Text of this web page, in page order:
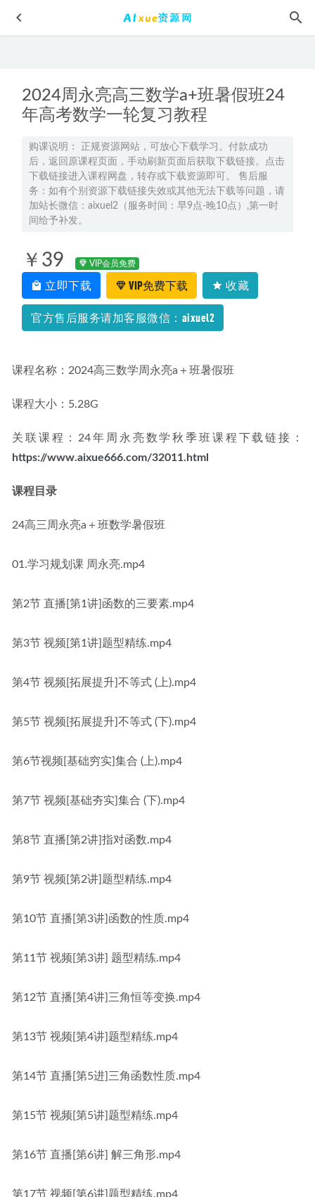
2024周永亮高三数学a+班暑假班24
年高考数学一轮复习教程
购课说明： 正规资源网站，可放心下载学习。付款成功
后，返回原课程页面，手动刷新页面后获取下载链接。点击
下载链接进入课程网盘，转存或下载资源即可。 售后服
务：如有个别资源下载链接失效或其他无法下载等问题，请
加站长微信：aixuel2（服务时间：早9点-晚10点）,第一时
间给予补发。
￥39 VIP会员免费
立即下载 VIP免费下载 收藏
官方售后服务请加客服微信：aixuel2
课程名称：2024高三数学周永亮a＋班暑假班
课程大小：5.28G
关联课程：24年周永亮数学秋季班课程下载链接：
https://www.aixue666.com/32011.html
课程目录
24高三周永亮a＋班数学暑假班
01.学习规划课 周永亮.mp4
第2节 直播[第1讲]函数的三要素.mp4
第3节 视频[第1讲]题型精练.mp4
第4节 视频[拓展提升]不等式 (上).mp4
第5节 视频[拓展提升]不等式 (下).mp4
第6节视频[基础穷实]集合 (上).mp4
第7节 视频[基础夯实]集合 (下).mp4
第8节 直播[第2讲]指对函数.mp4
第9节 视频[第2讲]题型精练.mp4
第10节 直播[第3讲]函数的性质.mp4
第11节 视频[第3讲] 题型精练.mp4
第12节 直播[第4讲]三角恒等变换.mp4
第13节 视频[第4讲]题型精练.mp4
第14节 直播[第5进]三角函数性质.mp4
第15节 视频[第5讲]题型精练.mp4
第16节 直播[第6讲] 解三角形.mp4
第17节 视频[第6讲]题型精练.mp4
广场舞+健身操教学视频400多套课教程全集，22.77G资源百
度网盘打包下载 2022-06-24
王瑾高中化学网课2024王瑾高一化学a+班教程(暑假班+秋季
班） 2024-01-30
张金洋业绩暴增的八大绝招,4.94G百度网盘资源打包下载
2021-08-18
高中数学网课教程分享2022年郭化楠高考数学全年联报班
2022-10-29